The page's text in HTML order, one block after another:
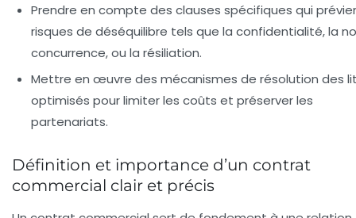
Prendre en compte des clauses spécifiques qui
risques de déséquilibre tels que la confidentialité, la
concurrence, ou la résiliation.
Mettre en œuvre des mécanismes de résolution des
optimisés pour limiter les coûts et préserver les
partenariats.
Définition et importance d’un contrat
commercial clair et précis